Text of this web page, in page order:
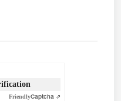
FriendlyCaptcha ⇗